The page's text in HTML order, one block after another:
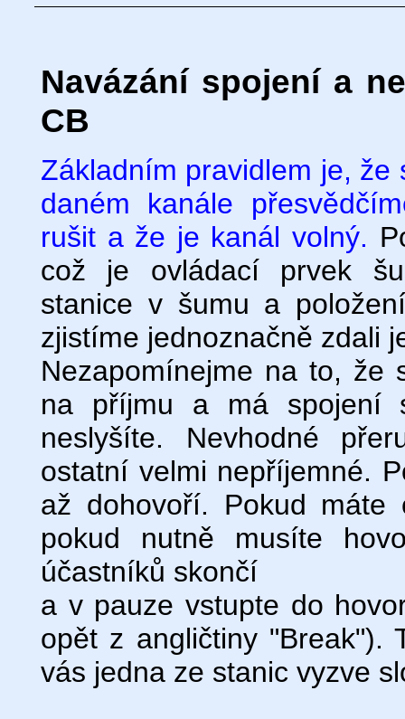
Navázání spojení a
CB
Základním pravidlem je,
daném kanále
rušit a že je kanál volný.
což je ovládací prvek
stanice v šumu a
zjistíme jednoznačně zdali
Nezapomínejme na to, že
na příjmu a má spojení
neslyšíte. Nevhodné
ostatní velmi nepříjemné.
až dohovoří. Pokud
pokud nutně musíte
účastníků skončí
a v pauze vstupte do
opět z angličtiny "Break").
vás jedna ze stanic vyzve